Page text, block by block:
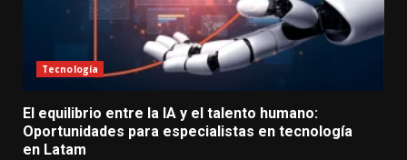
Tecnología
El equilibrio entre la IA y el talento humano:
Oportunidades para especialistas en tecnología
en Latam